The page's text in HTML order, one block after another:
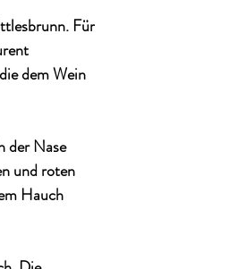
. Für
dem Wein
der Nase
und roten
Hauch